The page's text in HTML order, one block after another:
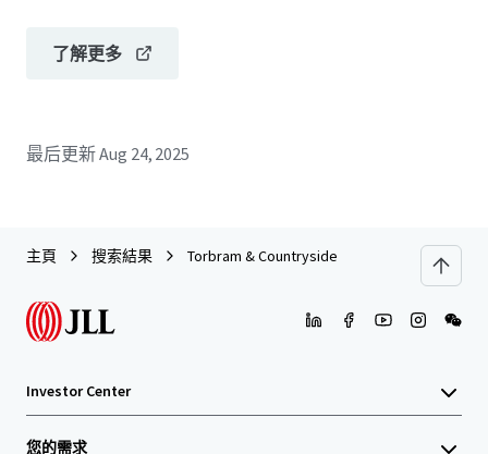
了解更多
最后更新Aug 24, 2025
主頁 搜索結果 Torbram & Countryside
Investor Center
您的需求